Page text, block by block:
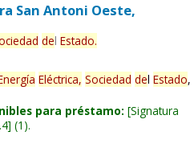
San Antoni Oeste,
del Estado.
Eléctrica, Sociedad del Estado,
para préstamo: Signatura
(1).